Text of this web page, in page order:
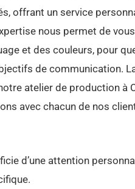
offrant un service
nous permet de
et des couleurs, pour
de communication.
atelier de production à
avec chacun de nos
d’une attention